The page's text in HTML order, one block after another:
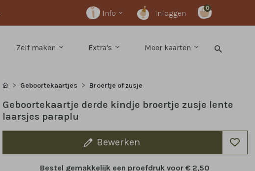
Info Inloggen
0
Zelf maken Extra's Meer kaarten
Geboortekaartjes Broertje of zusje
Geboortekaartje derde kindje broertje zusje lente
laarsjes paraplu
Bewerken
Bestel gemakkelijk een proefdruk voor€ 2,50